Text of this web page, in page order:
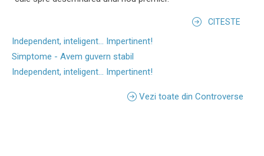
CITESTE
Independent, inteligent... Impertinent!
Simptome - Avem guvern stabil
Independent, inteligent... Impertinent!
Vezi toate din Controverse